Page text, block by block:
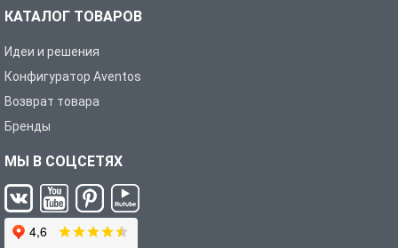
КАТАЛОГ ТОВАРОВ
Идеи и решения
Конфигуратор Aventos
Возврат товара
Бренды
МЫ В СОЦСЕТЯХ